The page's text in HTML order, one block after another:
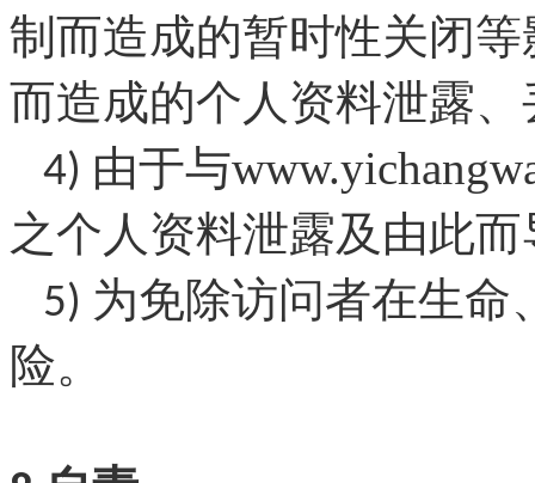
制而造成的暂时性关闭
而造成的个人资料泄露
4) 由于与www.
之个人资料泄露及由此
5) 为免除访问者在生
险。